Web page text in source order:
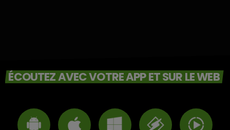
ÉCOUTEZ AVEC VOTRE APP ET SUR LE WEB